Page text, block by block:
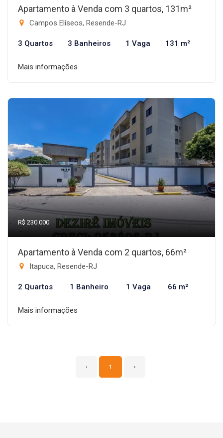
Apartamento à Venda com 3 quartos, 131m²
Campos Elíseos, Resende-RJ
3 Quartos 3 Banheiros 1 Vaga 131 m²
Mais informações
R$ 230.000
Apartamento à Venda com 2 quartos, 66m²
Itapuca, Resende-RJ
2 Quartos 1 Banheiro 1 Vaga 66 m²
Mais informações
‹ 1 ›